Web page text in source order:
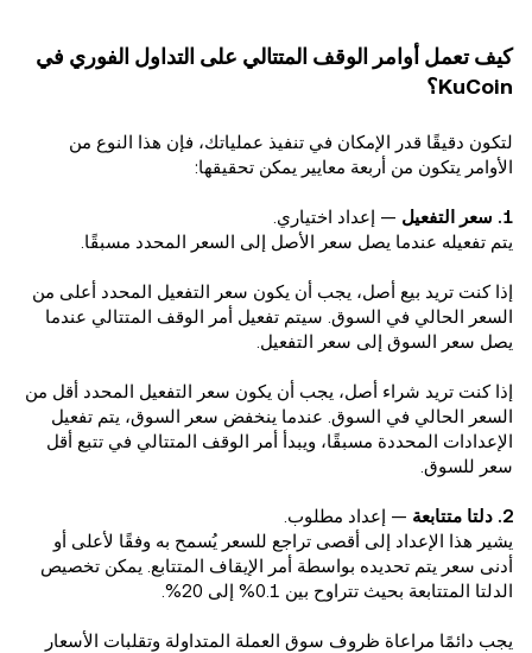
كيف تعمل أوامر الوقف المتتالي على التداول الفوري في
KuCoin؟
لتكون دقيقًا قدر الإمكان في تنفيذ عملياتك، فإن هذا النوع من
الأوامر يتكون من أربعة معايير يمكن تحقيقها:
1. سعر التفعيل
— إعداد اختياري.
يتم تفعيله عندما يصل سعر الأصل إلى السعر المحدد مسبقًا.
إذا كنت تريد بيع أصل، يجب أن يكون سعر التفعيل المحدد أعلى من
السعر الحالي في السوق. سيتم تفعيل أمر الوقف المتتالي عندما
يصل سعر السوق إلى سعر التفعيل.
إذا كنت تريد شراء أصل، يجب أن يكون سعر التفعيل المحدد أقل من
السعر الحالي في السوق. عندما ينخفض سعر السوق، يتم تفعيل
الإعدادات المحددة مسبقًا، ويبدأ أمر الوقف المتتالي في تتبع أقل
سعر للسوق.
2. دلتا متتابعة
— إعداد مطلوب.
يشير هذا الإعداد إلى أقصى تراجع للسعر يُسمح به وفقًا لأعلى أو
أدنى سعر يتم تحديده بواسطة أمر الإيقاف المتتابع. يمكن تخصيص
الدلتا المتتابعة بحيث تتراوح بين 0.1% إلى 20%.
يجب دائمًا مراعاة ظروف سوق العملة المتداولة وتقلبات الأسعار